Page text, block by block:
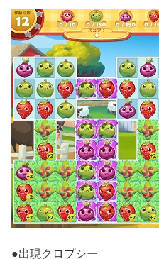
●出現クロプシー